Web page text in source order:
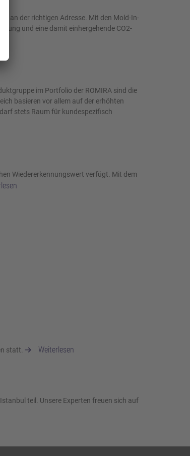
an der richtigen Adresse. Mit den Mold-In-
und eine damit einhergehende CO2-
im Portfolio der ROMIRA sind die
basieren vor allem auf der erhöhten
stets Raum für kundespezifisch
Wiedererkennungswert verfügt. Mit dem
statt. Weiterlesen
teil. Unsere Experten freuen sich auf